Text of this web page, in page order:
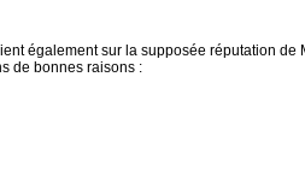
également sur la supposée réputation
de bonnes raisons :